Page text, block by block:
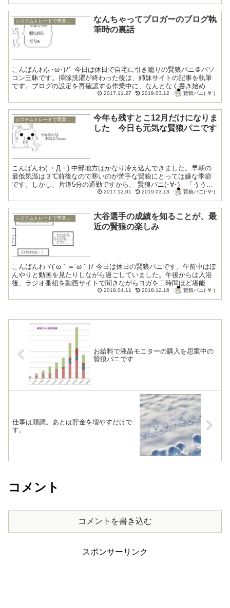
システムトレードで専業トレーダー復帰
なんちゃってブロガーのブログ執
筆時の裏話
こんばんわ(｡･ω･)ﾉﾞ 今日は休日で自宅に引き籠りの賢狼パニ＠パソ
コン三昧です。掃除洗濯が終わった後は、姉妹サイトの記事を執筆
です。ブログの設定を再確認する作業中に、なんとなく書き始めた
のですが、どうにか一本の記事に仕上げ...
2017.11.27 2019.03.12 賢狼パニ(･∀･)
システムトレードで専業トレーダー復帰
今年も残すとこ12月だけになりま
した 今日も元気な賢狼パニです
こんばんわ( ・Д・) 中部地方はかなり冷え込んできました。早朝の
最低気温は３℃前後なので寒いのが苦手な賢狼にとっては嫌な季節
です。しかし、片道5分の通勤ですから、 賢狼パニ(･∀･) 「うう
2017.12.01 2019.03.13 賢狼パニ(･∀･)
システムトレードで専業トレーダー復帰
大谷選手の成績を知ることが、最
近の賢狼の楽しみ
こんばんわヾ(´ω｀＝´ω｀)ﾉ 今日は休日の賢狼パニです。午前中はぼ
んやりと動画を見たりしながら過ごしていました。午後からは入浴
後、ラジオ番組を動画サイトで聞きながらヨガを二時間ほど堪能で
す。 賢狼の硬い体 片膝を立てて...2018.04.11 2018.12.16 賢狼パニ(･∀･)
お給料で液晶モニターの購入を思案中の
賢狼パニです
仕事は順調。あとは貯金を増やすだけで
す。
コメント
コメントを書き込む
スポンサーリンク